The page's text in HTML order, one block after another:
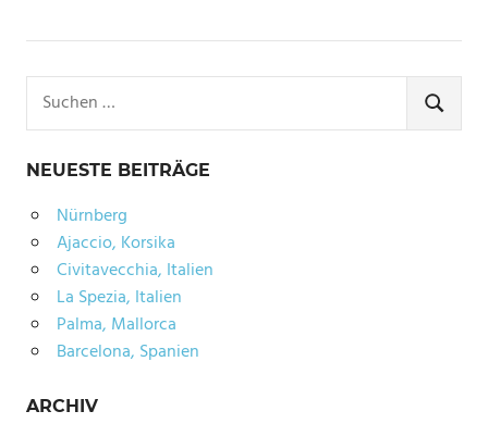
nach:
SUCHEN
NEUESTE BEITRÄGE
Nürnberg
Ajaccio, Korsika
Civitavecchia, Italien
La Spezia, Italien
Palma, Mallorca
Barcelona, Spanien
ARCHIV